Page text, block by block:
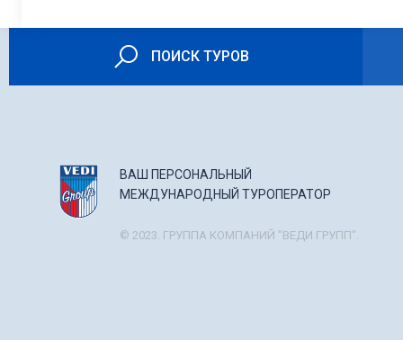
ПОИСК ТУРОВ
ВАШ ПЕРСОНАЛЬНЫЙ
МЕЖДУНАРОДНЫЙ ТУРОПЕРАТОР
© 2023. ГРУППА КОМПАНИЙ "ВЕДИ ГРУПП".